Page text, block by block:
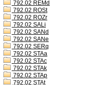
792.02 REMd
792.02 ROSt
792.02 ROZr
792.02 SALi
792.02 SANd
792.02 SANe
792.02 SERq
792.02 STAa
792.02 STAc
792.02 STAk
792.02 STAp
792.02 STAt